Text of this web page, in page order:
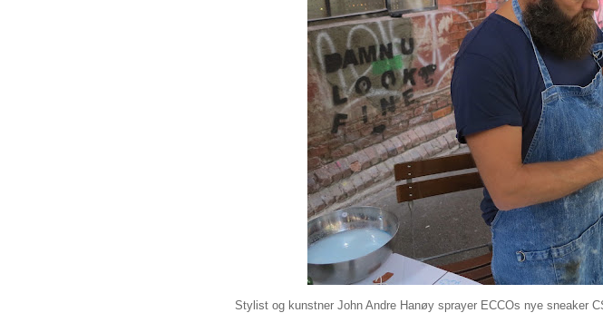
Stylist og kunstner John Andre Hanøy sprayer ECCOs nye sneaker